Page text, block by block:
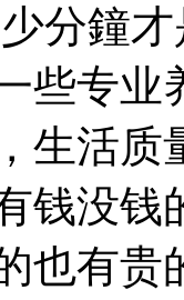
分鐘
些专业
生活质
钱没钱
也有贵